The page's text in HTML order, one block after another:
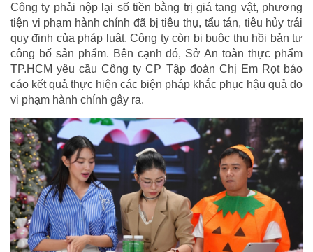
Công ty phải nộp lại số tiền bằng trị giá tang vật, phương
tiện vi phạm hành chính đã bị tiêu thụ, tẩu tán, tiêu hủy trái
quy định của pháp luật. Công ty còn bị buộc thu hồi bản tự
công bố sản phẩm. Bên cạnh đó, Sở An toàn thực phẩm
TP.HCM yêu cầu Công ty CP Tập đoàn Chị Em Rọt báo
cáo kết quả thực hiện các biện pháp khắc phục hậu quả do
vi phạm hành chính gây ra.